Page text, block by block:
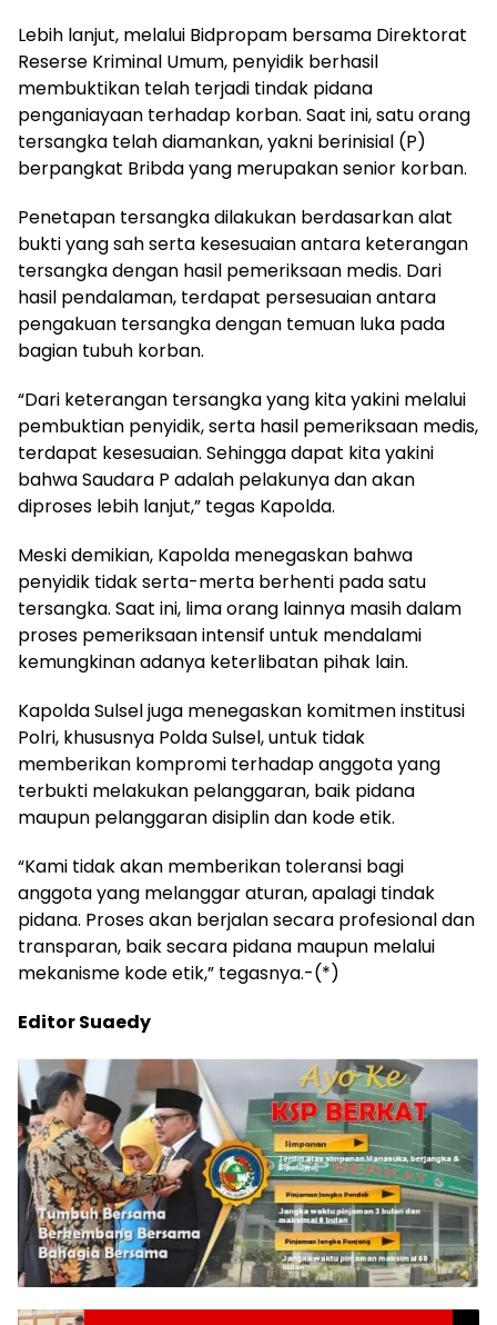
Lebih lanjut, melalui Bidpropam bersama Direktorat
Reserse Kriminal Umum, penyidik berhasil
membuktikan telah terjadi tindak pidana
penganiayaan terhadap korban. Saat ini, satu orang
tersangka telah diamankan, yakni berinisial (P)
berpangkat Bribda yang merupakan senior korban.
Penetapan tersangka dilakukan berdasarkan alat
bukti yang sah serta kesesuaian antara keterangan
tersangka dengan hasil pemeriksaan medis. Dari
hasil pendalaman, terdapat persesuaian antara
pengakuan tersangka dengan temuan luka pada
bagian tubuh korban.
“Dari keterangan tersangka yang kita yakini melalui
pembuktian penyidik, serta hasil pemeriksaan medis,
terdapat kesesuaian. Sehingga dapat kita yakini
bahwa Saudara P adalah pelakunya dan akan
diproses lebih lanjut,” tegas Kapolda.
Meski demikian, Kapolda menegaskan bahwa
penyidik tidak serta-merta berhenti pada satu
tersangka. Saat ini, lima orang lainnya masih dalam
proses pemeriksaan intensif untuk mendalami
kemungkinan adanya keterlibatan pihak lain.
Kapolda Sulsel juga menegaskan komitmen institusi
Polri, khususnya Polda Sulsel, untuk tidak
memberikan kompromi terhadap anggota yang
terbukti melakukan pelanggaran, baik pidana
maupun pelanggaran disiplin dan kode etik.
“Kami tidak akan memberikan toleransi bagi
anggota yang melanggar aturan, apalagi tindak
pidana. Proses akan berjalan secara profesional dan
transparan, baik secara pidana maupun melalui
mekanisme kode etik,” tegasnya.-(*)
Editor Suaedy